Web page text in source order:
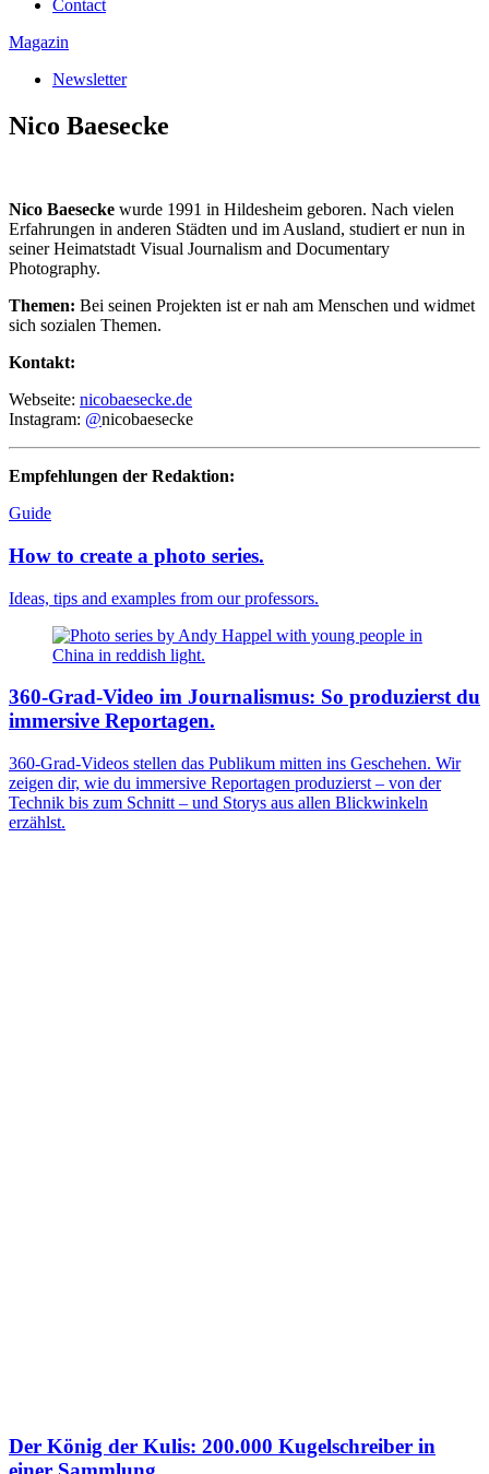
Contact
Magazin
Newsletter
Nico Baesecke
Nico Baesecke wurde 1991 in Hildesheim geboren. Nach vielen
Erfahrungen in anderen Städten und im Ausland, studiert er nun in
seiner Heimatstadt Visual Journalism and Documentary
Photography.
Themen: Bei seinen Projekten ist er nah am Menschen und widmet
sich sozialen Themen.
Kontakt:
Webseite: nicobaesecke.de
Instagram: @nicobaesecke
Empfehlungen der Redaktion:
Guide
How to create a photo series.
Ideas, tips and examples from our professors.
360-Grad-Video im Journalismus: So produzierst du
immersive Reportagen.
360-Grad-Videos stellen das Publikum mitten ins Geschehen. Wir
zeigen dir, wie du immersive Reportagen produzierst – von der
Technik bis zum Schnitt – und Storys aus allen Blickwinkeln
erzählst.
Der König der Kulis: 200.000 Kugelschreiber in